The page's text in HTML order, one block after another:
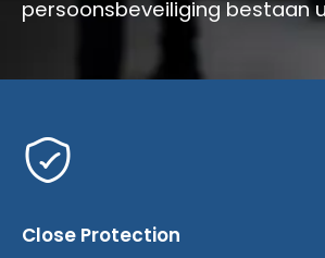
persoonsbeveiliging bestaan
Close Protection